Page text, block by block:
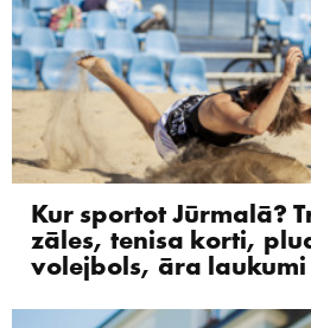
Kur sportot Jūrmalā?
zāles, tenisa korti,
volejbols, āra laukumi